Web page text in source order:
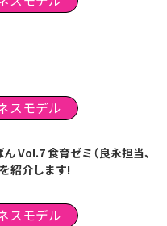
スモデル
Vol.7 食育ゼミ（良永担当、
紹介します!
スモデル